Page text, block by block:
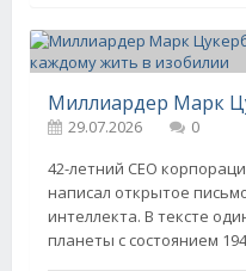
29.07.2026
0
42-летний CEO
написал открытое
интеллекта. В тексте
планеты с состоянием